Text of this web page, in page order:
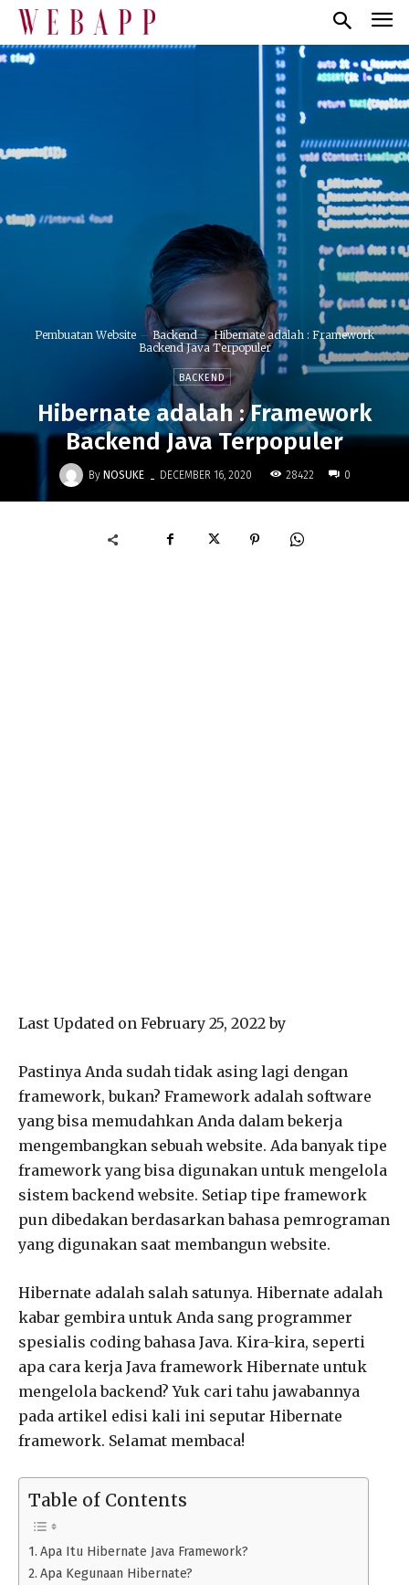
Pembuatan Website Backend
Hibernate adalah : Framework
Backend Java Terpopuler
BACKEND
Hibernate adalah : Framework
Backend Java Terpopuler
By NOSUKE - DECEMBER 16, 2020 28422 0
Last Updated on February 25, 2022 by
Pastinya Anda sudah tidak asing lagi dengan
framework, bukan? Framework adalah software
yang bisa memudahkan Anda dalam bekerja
mengembangkan sebuah website. Ada banyak tipe
framework yang bisa digunakan untuk mengelola
sistem backend website. Setiap tipe framework
pun dibedakan berdasarkan bahasa pemrograman
yang digunakan saat membangun website.
Hibernate adalah salah satunya. Hibernate adalah
kabar gembira untuk Anda sang programmer
spesialis coding bahasa Java. Kira-kira, seperti
apa cara kerja Java framework Hibernate untuk
mengelola backend? Yuk cari tahu jawabannya
pada artikel edisi kali ini seputar Hibernate
framework. Selamat membaca!
Table of Contents
Apa Itu Hibernate Java Framework?
Apa Kegunaan Hibernate?